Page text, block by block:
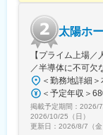
セルトリオン
開発から臨床
品事業の全プ
供することで
択肢をお届け
変更の範囲
太陽ホ
【プライム上場
／半導体に不可欠
掲載予定期間： 2026/
2026/10/25（日）
更新日： 2026/8/7（金